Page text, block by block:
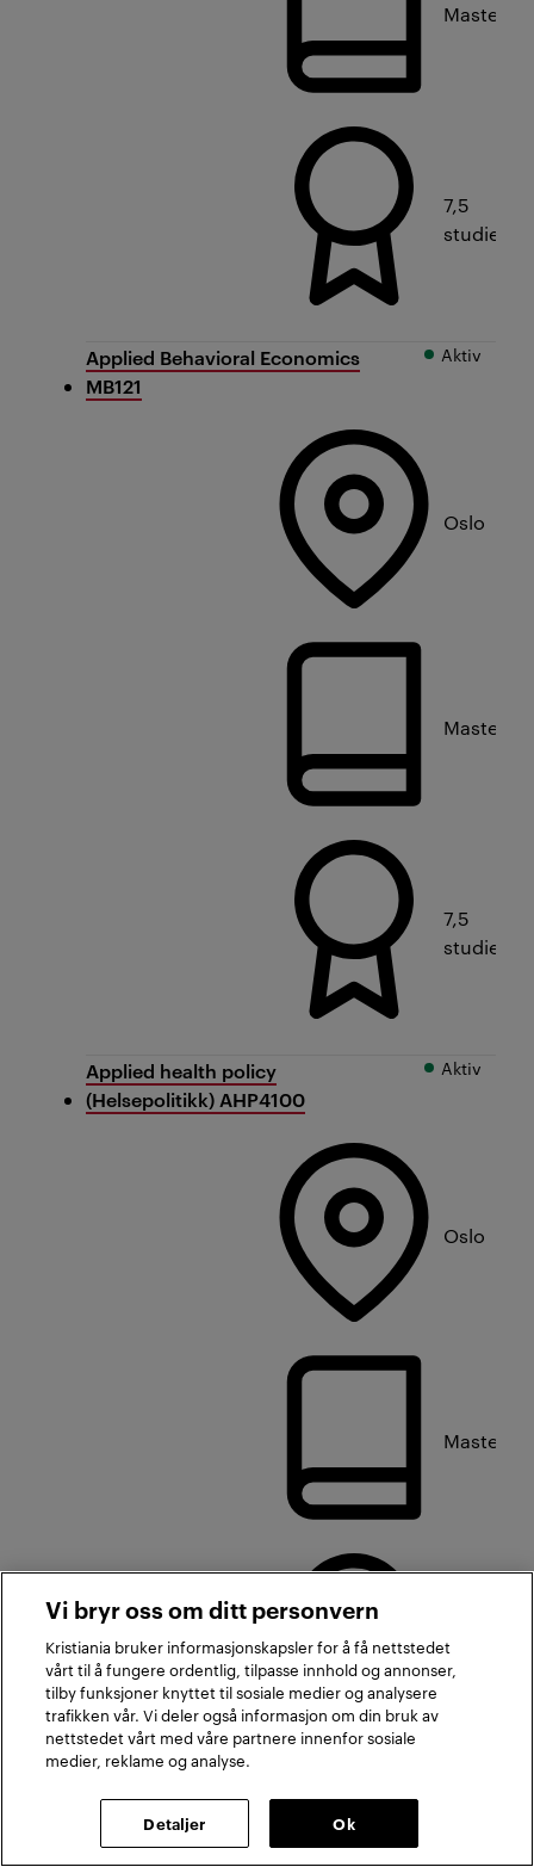
7,5
Applied Behavioral Economics
MB121
Oslo
7,5
Aktiv
Applied health policy
(Helsepolitikk) AHP4100
Oslo
Aktiv
Vi bryr oss om ditt personvern
Kristiania bruker informasjonskapsler for å få nettstedet
vårt til å fungere ordentlig, tilpasse innhold og annonser,
tilby funksjoner knyttet til sosiale medier og analysere
trafikken vår. Vi deler også informasjon om din bruk av
nettstedet vårt med våre partnere innenfor sosiale
medier, reklame og analyse.
Detaljer Ok